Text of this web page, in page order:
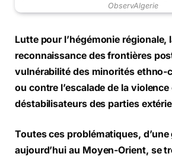
ObservAlgerie
Lutte pour l’hégémonie régionale,
reconnaissance des frontières
vulnérabilité des minorités ethno-
ou contre l’escalade de la
déstabilisateurs des parties
Toutes ces problématiques,
aujourd’hui au Moyen-Orient, se